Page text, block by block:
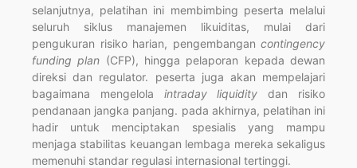
selanjutnya, pelatihan ini membimbing peserta melalui
seluruh siklus manajemen likuiditas, mulai dari
pengukuran risiko harian, pengembangan contingency
funding plan (CFP), hingga pelaporan kepada dewan
direksi dan regulator. peserta juga akan mempelajari
bagaimana mengelola intraday liquidity dan risiko
pendanaan jangka panjang. pada akhirnya, pelatihan ini
hadir untuk menciptakan spesialis yang mampu
menjaga stabilitas keuangan lembaga mereka sekaligus
memenuhi standar regulasi internasional tertinggi.